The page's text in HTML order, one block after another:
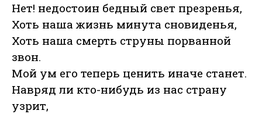
Нет! недостоин бедный свет презренья,
Хоть наша жизнь минута сновиденья,
Хоть наша смерть струны порванной
звон.
Мой ум его теперь ценить иначе станет.
Навряд ли кто-нибудь из нас страну
узрит,